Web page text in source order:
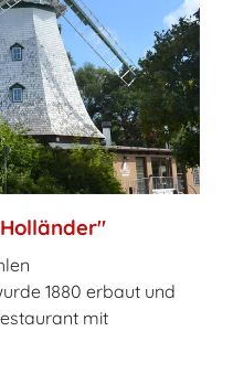
1880 erbaut und
mit